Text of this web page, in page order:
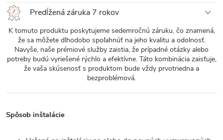
Predĺžená záruka 7 rokov
K tomuto produktu poskytujeme sedemročnú záruku, čo znamená,
že sa môžete dlhodobo spoľahnúť na jeho kvalitu a odolnosť.
Navyše, naše prémiové služby zaistia, že prípadné otázky alebo
potreby budú vyriešené rýchlo a efektívne. Táto kombinácia zaisťuje,
že vaša skúsenosť s produktom bude vždy prvotriedna a
bezproblémová.
Spôsob inštalácie